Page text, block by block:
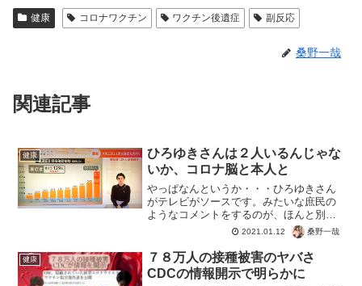
健康 コロナワクチン ワクチン後遺症 副反応
桑野一哉
関連記事
健康
ひろゆきさんは２人いるんじゃな
いか、コロナ脳と本人と
やっぱなんというか・・・ひろゆきさん
がテレビがソースです。みたいな庶民の
ようなコメントをするのが、ほんと別人
なんじゃな？と思っちゃうんですよね。
PCR検査の「陽性」は「感染」ではな
い。なんて私らズブの素人でもしたり顔
で吠えるくらいですから知...
2021.01.12 桑野一哉
健康
７８万人の接種被害のヤバさ
CDCの情報開示で明らかに